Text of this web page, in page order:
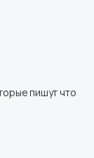
пишут что